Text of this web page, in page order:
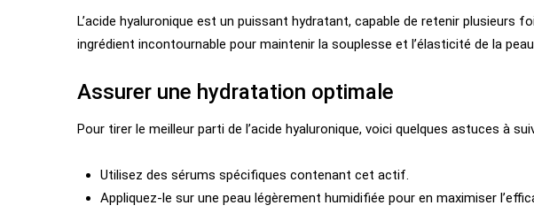
L’acide hyaluronique est un puissant hydratant, capable de retenir plusieurs
ingrédient incontournable pour maintenir la souplesse et l’élasticité de la
Assurer une hydratation optimale
Pour tirer le meilleur parti de l’acide hyaluronique, voici quelques astuces à
Utilisez des sérums spécifiques contenant cet actif.
Appliquez-le sur une peau légèrement humidifiée pour en maximiser